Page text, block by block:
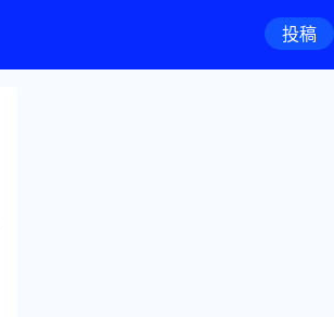
投稿